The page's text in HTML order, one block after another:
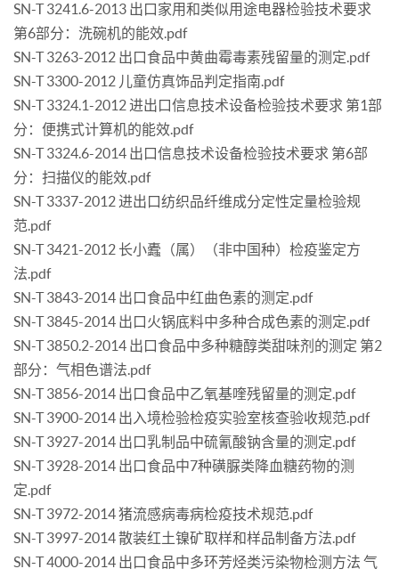
SN-T 3241.6-2013 出口家用和类似用途电器检验技术要求
第6部分：洗碗机的能效.pdf
SN-T 3263-2012 出口食品中黄曲霉毒素残留量的测定.pdf
SN-T 3300-2012 儿童仿真饰品判定指南.pdf
SN-T 3324.1-2012 进出口信息技术设备检验技术要求 第1部
分：便携式计算机的能效.pdf
SN-T 3324.6-2014 出口信息技术设备检验技术要求 第6部
分：扫描仪的能效.pdf
SN-T 3337-2012 进出口纺织品纤维成分定性定量检验规
范.pdf
SN-T 3421-2012 长小蠹（属）（非中国种）检疫鉴定方
法.pdf
SN-T 3843-2014 出口食品中红曲色素的测定.pdf
SN-T 3845-2014 出口火锅底料中多种合成色素的测定.pdf
SN-T 3850.2-2014 出口食品中多种糖醇类甜味剂的测定 第2
部分：气相色谱法.pdf
SN-T 3856-2014 出口食品中乙氧基喹残留量的测定.pdf
SN-T 3900-2014 出入境检验检疫实验室核查验收规范.pdf
SN-T 3927-2014 出口乳制品中硫氰酸钠含量的测定.pdf
SN-T 3928-2014 出口食品中7种磺脲类降血糖药物的测
定.pdf
SN-T 3972-2014 猪流感病毒病检疫技术规范.pdf
SN-T 3997-2014 散装红土镍矿取样和样品制备方法.pdf
SN-T 4000-2014 出口食品中多环芳烃类污染物检测方法 气